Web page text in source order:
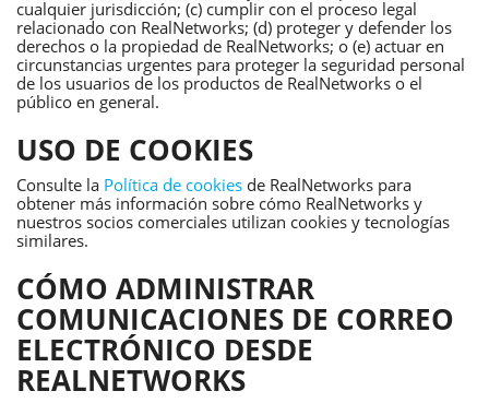
cualquier jurisdicción; (c) cumplir con el proceso legal
relacionado con RealNetworks; (d) proteger y defender los
derechos o la propiedad de RealNetworks; o (e) actuar en
circunstancias urgentes para proteger la seguridad personal
de los usuarios de los productos de RealNetworks o el
público en general.
USO DE COOKIES
Consulte la Política de cookies de RealNetworks para
obtener más información sobre cómo RealNetworks y
nuestros socios comerciales utilizan cookies y tecnologías
similares.
CÓMO ADMINISTRAR
COMUNICACIONES DE CORREO
ELECTRÓNICO DESDE
REALNETWORKS